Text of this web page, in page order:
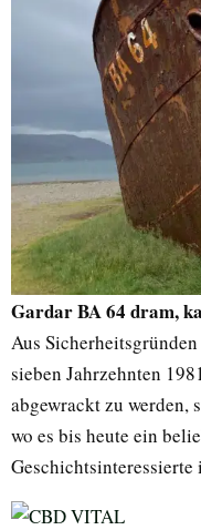
Gardar BA 64 dram,
Aus
sieben Jahrzehnten
abgewrackt zu werden,
wo es bis heute ein
Geschichtsinteressierte